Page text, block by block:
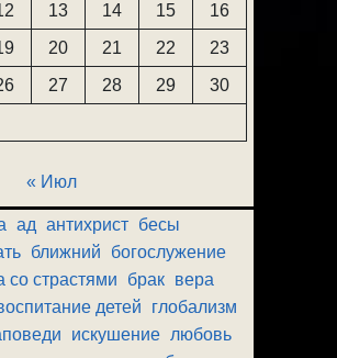
13 14 15
16
20 21 22
23
27 28 29
30
« Июл
ад антихрист бесы
ближний
богослужение
со страстями брак вера
детей
глобализм
искушение любовь